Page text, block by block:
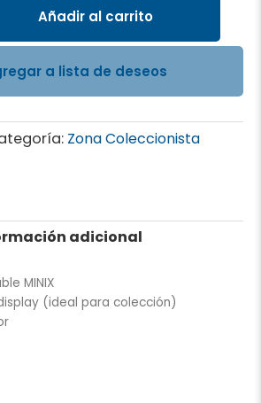
Añadir al carrito
a lista de deseos
Zona Coleccionista
adicional
MINIX
(ideal para colección)